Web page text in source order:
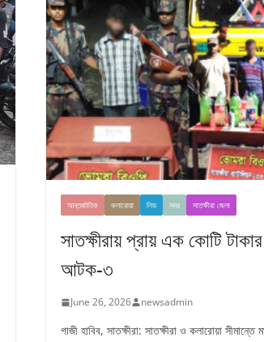
আন্তর্জাতিক কলারোয়া লিড সদর সাতক্ষীরা জেলা
সাতক্ষীরায় প্রায় এক কোটি
আটক-৩
June 26, 2026 newsadmin
গাজী হাবিব, সাতক্ষীরা: সাতক্ষীরা ও কলারোয়া